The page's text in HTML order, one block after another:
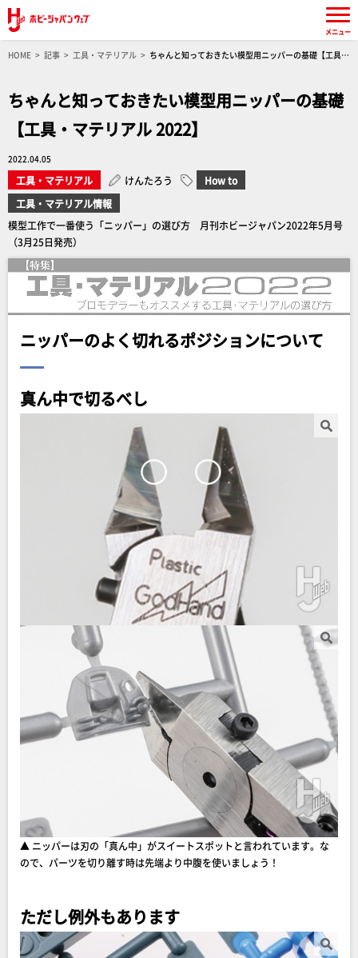
HOME 記事 工具・マテリアル
ちゃんと知っておきたい模型用ニッパーの基礎【工具・
ちゃんと知っておきたい模型用ニッパーの基礎
【工具・マテリアル 2022】
2022.04.05
工具・マテリアル けんたろう
How to
工具・マテリアル情報
模型工作で一番使う「ニッパー」の選び方 月刊ホビージャパン2022年5月号
（3月25日発売）
ニッパーのよく切れるポジションについて
真ん中で切るべし
▲ ニッパーは刃の「真ん中」がスイートスポットと言われています。な
ので、パーツを切り離す時は先端より中腹を使いましょう！
ただし例外もあります
メニュー